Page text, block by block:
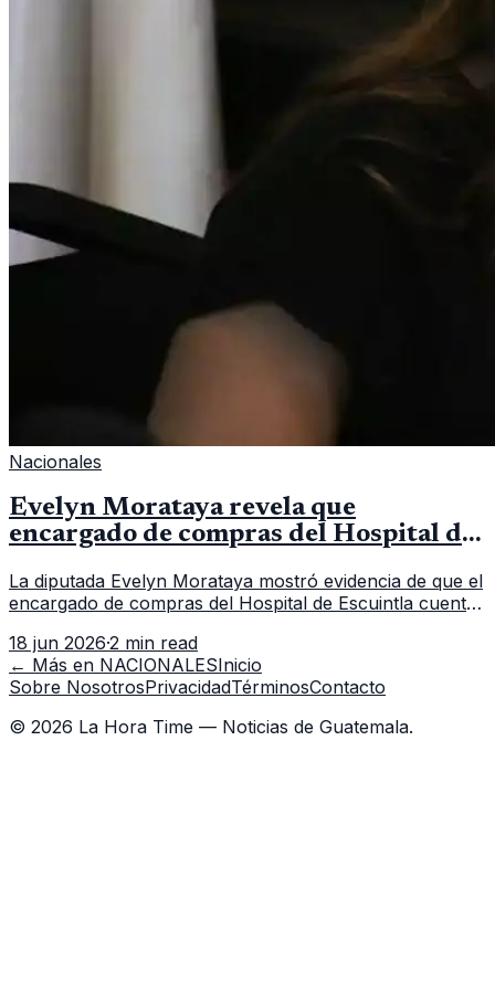
Nacionales
Evelyn Morataya revela que
encargado de compras del Hospital de
La diputada Evelyn Morataya mostró evidencia de que el
encargado de compras del Hospital de Escuintla cuenta
capacitación en la capital.
18 jun 2026·2 min read
← Más en NACIONALESInicio
Sobre NosotrosPrivacidadTérminosContacto
© 2026 La Hora Time — Noticias de Guatemala.